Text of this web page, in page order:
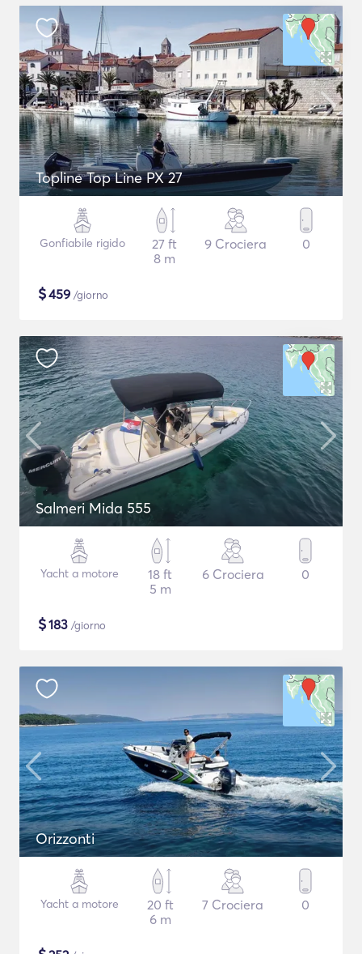
Topline Top Line PX 27
Gonfiabile rigido
27 ft
8 m
9 Crociera 0
$459 /giorno
Salmeri Mida 555
Yacht a motore
18 ft
5 m
6 Crociera 0
$183 /giorno
Orizzonti
Yacht a motore
20 ft
6 m
7 Crociera 0